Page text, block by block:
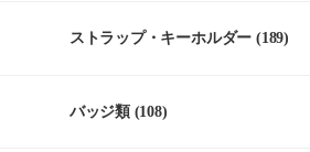
ストラップ・キーホルダー (189)
バッジ類(108)